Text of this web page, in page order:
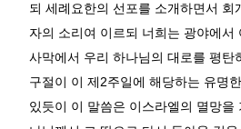
되 세례요한의 선포를 소개하면서 회
자의 소리여 이르되 너희는 광야에서
사막에서 우리 하나님의 대로를 평탄
구절이 이 제2주일에 해당하는 유명
있듯이 이 말씀은 이스라엘의 멸망을